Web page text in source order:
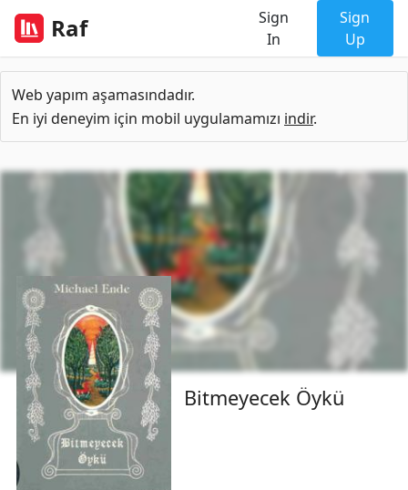
Raf
Sign
In
Sign
Up
Web yapım aşamasındadır.
En iyi deneyim için mobil uygulamamızı indir.
Bitmeyecek Öykü